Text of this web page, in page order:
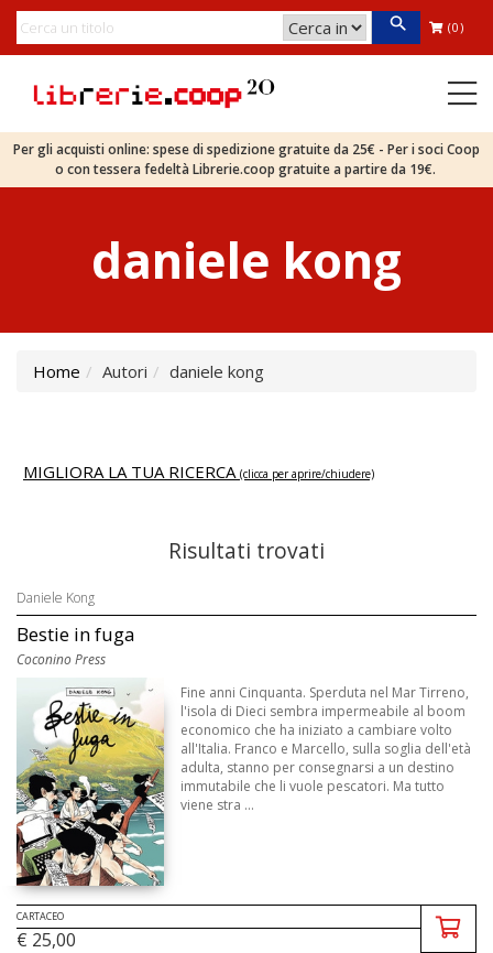
(0)
Per gli acquisti online: spese di spedizione gratuite da 25€ - Per i soci Coop
o con tessera fedeltà Librerie.coop gratuite a partire da 19€.
daniele kong
Home Autori daniele kong
MIGLIORA LA TUA RICERCA (clicca per aprire/chiudere)
Risultati trovati
Daniele Kong
Bestie in fuga
Coconino Press
Fine anni Cinquanta. Sperduta nel Mar Tirreno,
l'isola di Dieci sembra impermeabile al boom
economico che ha iniziato a cambiare volto
all'Italia. Franco e Marcello, sulla soglia dell'età
adulta, stanno per consegnarsi a un destino
immutabile che li vuole pescatori. Ma tutto
viene stra ...
CARTACEO
€ 25,00